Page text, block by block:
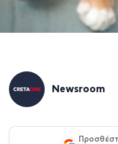
Newsroom